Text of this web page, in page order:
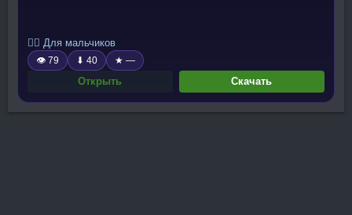
🧍‍♂️ Для мальчиков
👁 79 ⬇ 40 ★ —
Открыть Скачать